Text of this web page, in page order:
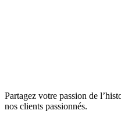
Partagez votre passion de
nos clients passionnés.